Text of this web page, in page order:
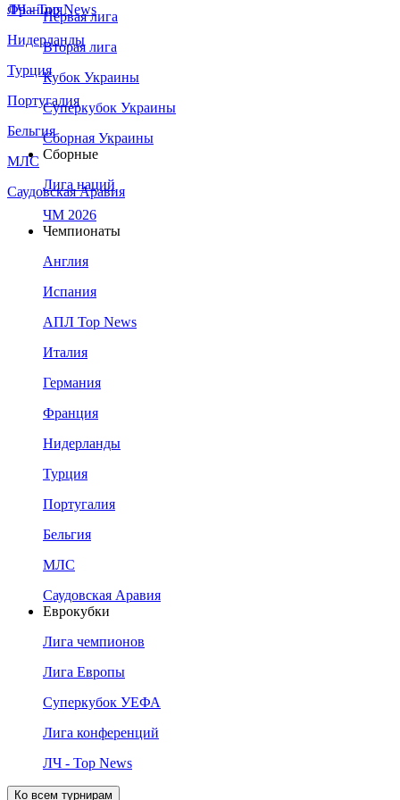
Франция
Нидерланды
Турция
Португалия
Бельгия
МЛС
Саудовская Аравия
ЛЧ - Top News
Первая лига
Вторая лига
Кубок Украины
Суперкубок Украины
Сборная Украины
Сборные
Лига наций
ЧМ 2026
Чемпионаты
Англия
Испания
АПЛ Top News
Италия
Германия
Франция
Нидерланды
Турция
Португалия
Бельгия
МЛС
Саудовская Аравия
Еврокубки
Лига чемпионов
Лига Европы
Суперкубок УЕФА
Лига конференций
ЛЧ - Top News
Ко всем турнирам